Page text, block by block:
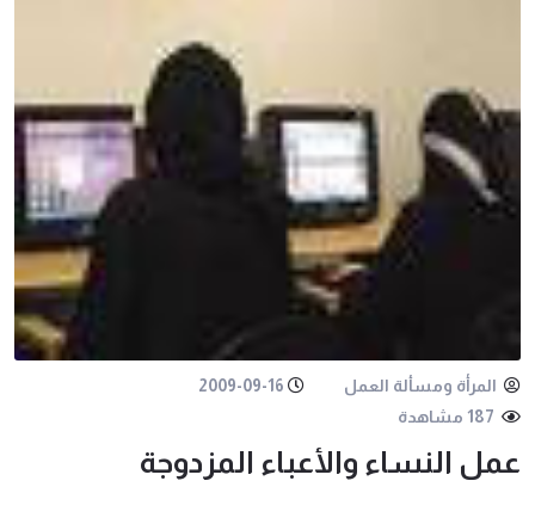
المرأة ومسألة العمل
2009-09-16
عمل النساء والأعباء المزدوجة